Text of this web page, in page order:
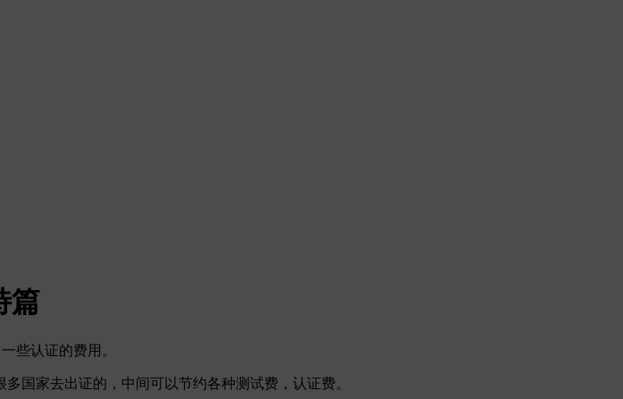
篇
些认证的费用。
国家去出证的，中间可以节约各种测试费，认证费。